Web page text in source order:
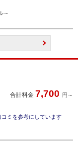
～
合計料金 7,700 円～
コミを参考にしています